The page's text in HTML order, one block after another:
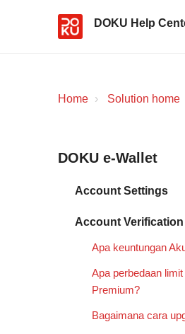
DOKU Help
Home Solution home
DOKU e-Wallet
Account Settings
Account Verification
Apa keuntungan
Apa perbedaan
Premium?
Bagaimana cara